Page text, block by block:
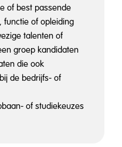
of best passende
functie of opleiding
talenten of
groep kandidaten
die ook
de bedrijfs- of
of studiekeuzes